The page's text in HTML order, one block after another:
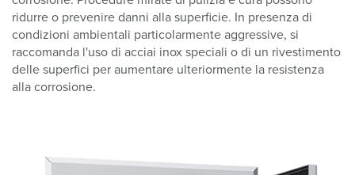
ridurre o prevenire danni alla superficie. In presenza di
condizioni ambientali particolarmente aggressive, si
raccomanda l'uso di acciai inox speciali o di un rivestimento
delle superfici per aumentare ulteriormente la resistenza
alla corrosione.